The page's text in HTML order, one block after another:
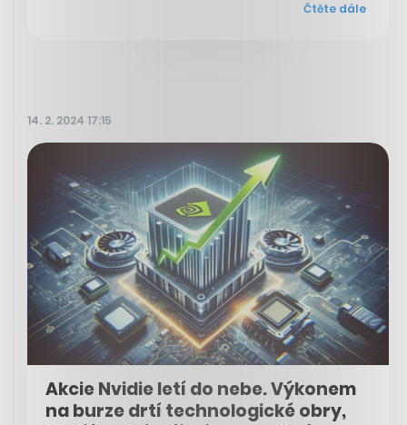
Čtěte dále
14. 2. 2024 17:15
Akcie Nvidie letí do nebe. Výkonem
na burze drtí technologické obry,